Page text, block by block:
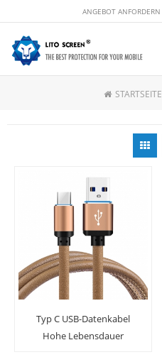
ANGEBOT ANFORDERN
STARTSEITE
Typ C USB-Datenkabel
Hohe Lebensdauer